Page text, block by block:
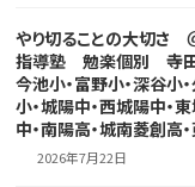
やり切ることの大切さ
指導塾 勉楽個別 寺田
今池小・富野小・深谷小
小・城陽中・西城陽中・
中・南陽高・城南菱創高
2026年7月22日